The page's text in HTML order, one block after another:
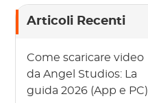
Articoli Recenti
Come scaricare video
da Angel Studios: La
guida 2026 (App e PC)